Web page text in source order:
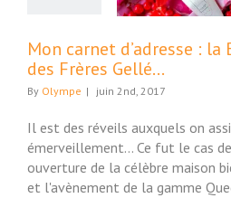
Mon carnet d’adresse :
des Frères Gellé…
By Olympe | juin 2nd, 2017
Il est des réveils auxquels on
émerveillement... Ce fut le cas
ouverture de la célèbre maison
et l'avènement de la gamme